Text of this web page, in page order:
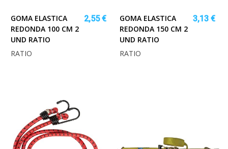
GOMA ELASTICA
REDONDA 100 CM 2
UND RATIO
2,55 €
RATIO
GOMA ELASTICA
REDONDA 150 CM 2
UND RATIO
3,13 €
RATIO